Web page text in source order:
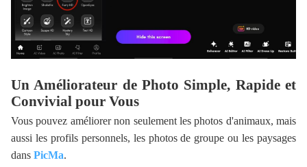
Un Améliorateur de Photo Simple, Rapide et
Convivial pour Vous
Vous pouvez améliorer non seulement les photos d'animaux, mais
aussi les profils personnels, les photos de groupe ou les paysages
dans PicMa.